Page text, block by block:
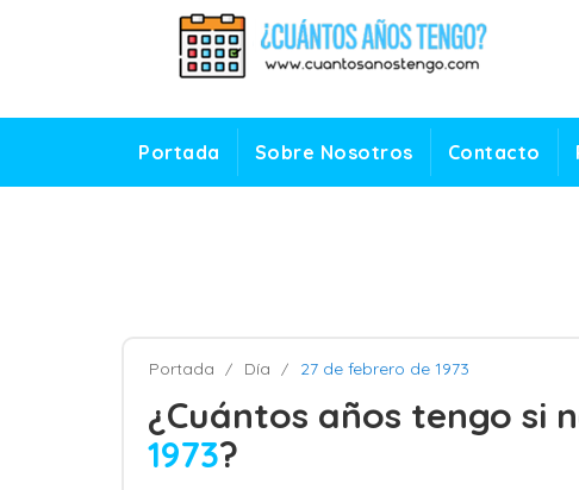
Portada Sobre Nosotros Contacto
Portada Día 27 de febrero de 1973
¿Cuántos años tengo si
1973?